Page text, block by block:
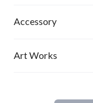
Mens
Ladies
Accessory
Art Works